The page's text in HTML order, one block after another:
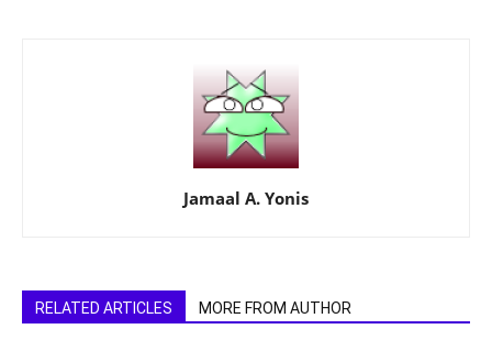
Jamaal A. Yonis
RELATED ARTICLES MORE FROM AUTHOR